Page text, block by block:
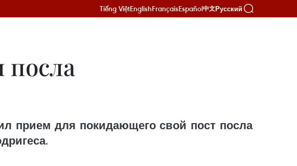
Tiếng ViệtEnglishFrançaisEspañol中文Русский
посла
прием для покидающего свой пост посла